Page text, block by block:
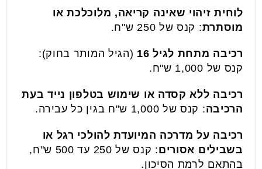
לוחית זיהוי שאינה קריאה, מלוכלכת או
מוסתרת: קנס של 250 ש"ח.
רכיבה מתחת לגיל 16
(הגיל המותר בחוק):
קנס של 1,000 ש"ח.
רכיבה ללא קסדה או שימוש בטלפון נייד בעת
הרכיבה: קנס של 1,000 ש"ח בגין כל עבירה.
רכיבה על מדרכה המיועדת להולכי רגל או
בשבילים אסורים
: קנס של 250 עד 500 ש"ח,
בהתאם לרמת הסיכון.